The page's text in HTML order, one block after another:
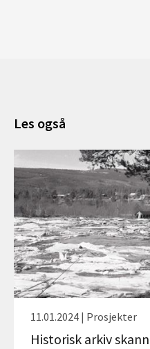
Les også
11.01.2024 | Prosjekter
Historisk arkiv